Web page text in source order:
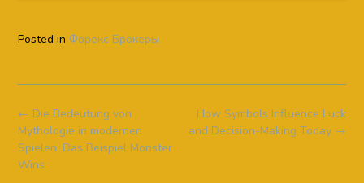
Posted in Форекс Брокеры
Post
navigation
How Symbols Influence Luck
and Decision-Making Today →
← Die Bedeutung von
Mythologie in modernen
Spielen: Das Beispiel Monster
Wins